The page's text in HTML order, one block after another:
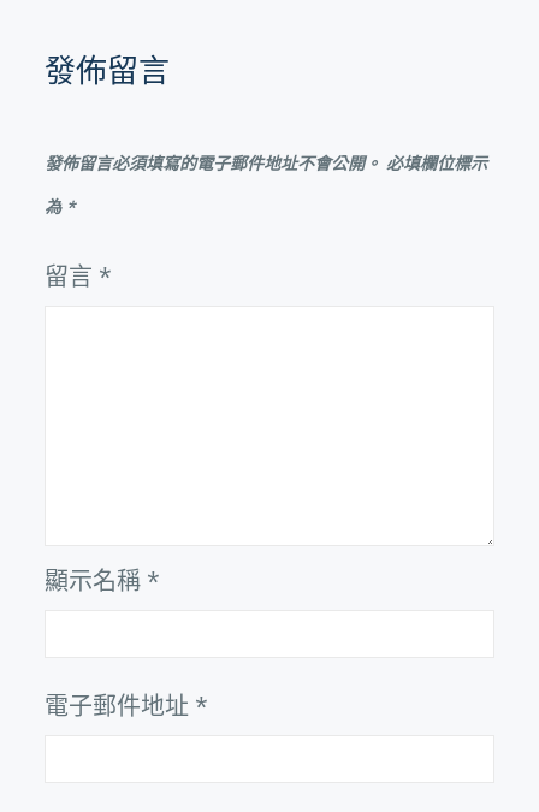
發佈留言
發佈留言必須填寫的電子郵件地址不會公開。 必填欄位標示
為 *
留言 *
顯示名稱 *
電子郵件地址 *